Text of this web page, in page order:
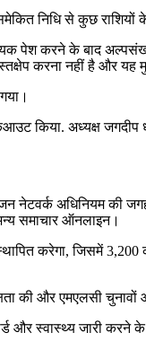
निधि से कुछ
करने के बाद
करना नहीं है और यह
किया. अध्यक्ष जगदीप
अधिनियम की
समाचार ऑनलाइन।
करेगा, जिसमें
और एमएलसी चुनावों
और स्वास्थ्य जारी